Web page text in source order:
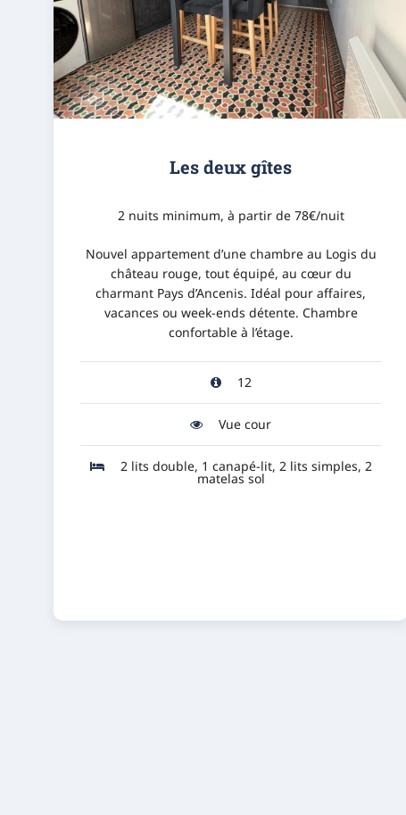
Les deux gîtes
2 nuits minimum, à partir de 78€/nuit
Nouvel appartement d’une chambre au Logis du
château rouge, tout équipé, au cœur du
charmant Pays d’Ancenis. Idéal pour affaires,
vacances ou week-ends détente. Chambre
confortable à l’étage.
12
Vue cour
2 lits double, 1 canapé-lit, 2 lits simples, 2
matelas sol